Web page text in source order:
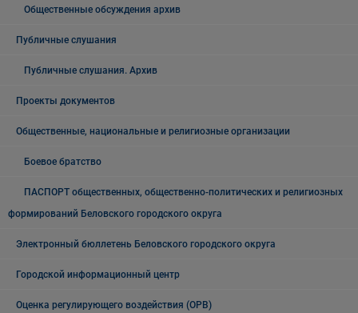
Общественные обсуждения архив
Публичные слушания
Публичные слушания. Архив
Проекты документов
Общественные, национальные и религиозные организации
Боевое братство
ПАСПОРТ общественных, общественно-политических и религиозных
формирований Беловского городского округа
Электронный бюллетень Беловского городского округа
Городской информационный центр
Оценка регулирующего воздействия (ОРВ)